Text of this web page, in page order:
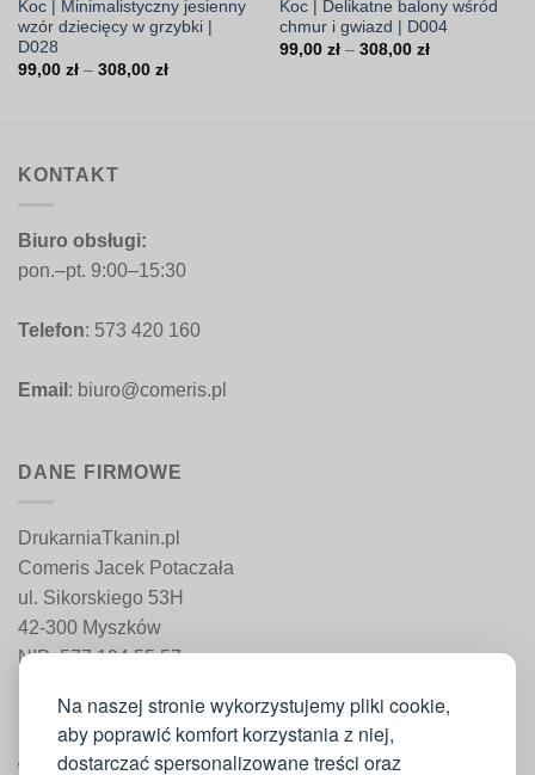
Na naszej stronie wykorzystujemy pliki cookie,
aby poprawić komfort korzystania z niej,
dostarczać spersonalizowane treści oraz
Koc | Minimalistyczny jesienny
wzór dziecięcy w grzybki |
D028
99,00 zł – 308,00 złZakres
Koc | Delikatne balony wśród
chmur i gwiazd | D004
99,00 zł – 308,00 złZakres
KONTAKT
Biuro obsługi:
pon.–pt. 9:00–15:30
Telefon: 573 420 160
Email : biuro@comeris.pl
DANE FIRMOWE
DrukarniaTkanin.pl
Comeris Jacek Potaczała
ul. Sikorskiego 53H
42-300 Myszków
NIP: 577 194 55 57
WAŻNE INFORMACJE